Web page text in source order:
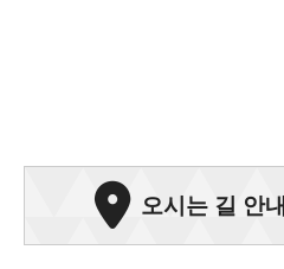
오시는 길 안내